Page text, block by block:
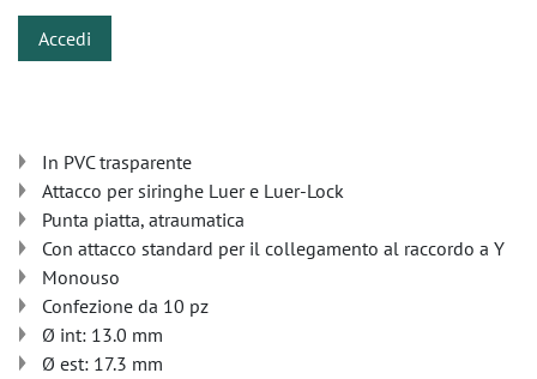
Accedi
In PVC trasparente
Attacco per siringhe Luer e Luer-Lock
Punta piatta, atraumatica
Con attacco standard per il collegamento al raccordo a Y
Monouso
Confezione da 10 pz
Ø int: 13.0 mm
Ø est: 17.3 mm